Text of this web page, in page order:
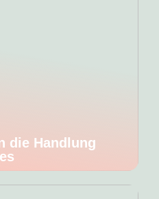
die Handlung